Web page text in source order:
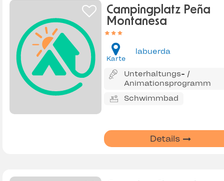
Campingplatz Peña
Montanesa
Karte
labuerda
Unterhaltungs- /
Animationsprogramm
Schwimmbad
Details